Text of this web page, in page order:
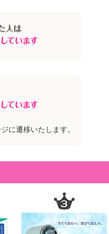
に遷移いたします。